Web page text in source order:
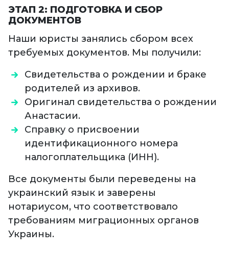
ЭТАП 2: ПОДГОТОВКА И СБОР
ДОКУМЕНТОВ
Наши юристы занялись сбором всех
требуемых документов. Мы получили:
Свидетельства о рождении и браке
родителей из архивов.
Оригинал свидетельства о рождении
Анастасии.
Справку о присвоении
идентификационного номера
налогоплательщика (ИНН).
Все документы были переведены на
украинский язык и заверены
нотариусом, что соответствовало
требованиям миграционных органов
Украины.